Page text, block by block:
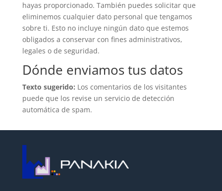
hayas proporcionado. También puedes solicitar que
eliminemos cualquier dato personal que tengamos
sobre ti. Esto no incluye ningún dato que estemos
obligados a conservar con fines administrativos,
legales o de seguridad.
Dónde enviamos tus datos
Texto sugerido: Los comentarios de los visitantes
puede que los revise un servicio de detección
automática de spam.